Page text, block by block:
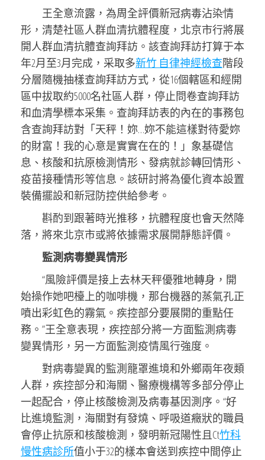
王全意流露，為周全評價新冠病毒沾染情
形，清楚社區人群血清抗體程度，北京市行將展
開人群血清抗體查詢拜訪。該查詢拜訪打算于本
年2月至3月完成，采取多新竹 自律神經檢查階段
分層隨機抽樣查詢拜訪方式，從16個轄區和經開
區中拔取約5000名社區人群，停止問卷查詢拜訪
和血清學標本采集。查詢拜訪表的內在的事務包
含查詢拜訪對「天秤！妳…妳不能這樣對待愛妳
的財富！我的心意是實實在在的！」象基礎信
息、核酸和抗原檢測情形、發病就診轉回情形、
疫苗接種情形等信息。該研討將為優化資本設置
裝備擺設和新冠防控供給參考。
斟酌到跟著時光推移，抗體程度也會天然降
落，將來北京市或將依據需求展開靜態評價。
監測病毒變異情形
“風險評價是接上去林天秤優雅地轉身，開
始操作她吧檯上的咖啡機，那台機器的蒸氣孔正
噴出彩虹色的霧氣。疾控部分要展開的重點任
務。”王全意表現，疾控部分將一方面監測病毒
變異情形，另一方面監測疫情風行強度。
對病毒變異的監測籠罩進境和外鄉兩年夜類
人群，疾控部分和海關、醫療機構等多部分停止
一起配合，停止核酸檢測及病毒基因測序。“好
比進境監測，海關對有發燒、呼吸道癥狀的職員
會停止抗原和核酸檢測，發明新冠陽性且Ct竹科
慢性病診所值小于32的樣本會送到疾控中間停止